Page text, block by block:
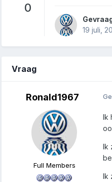
0
19 juli,
Vraag
Ronald1967
Full Members
Ik
Ik
Ik